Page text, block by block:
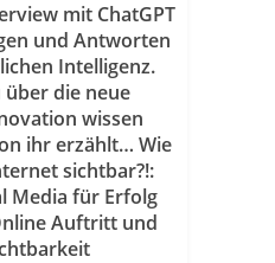
mit ChatGPT
und Antworten
Intelligenz.
über die neue
wissen
ihr erzählt… Wie
sichtbar?!:
Media für Erfolg
Auftritt und